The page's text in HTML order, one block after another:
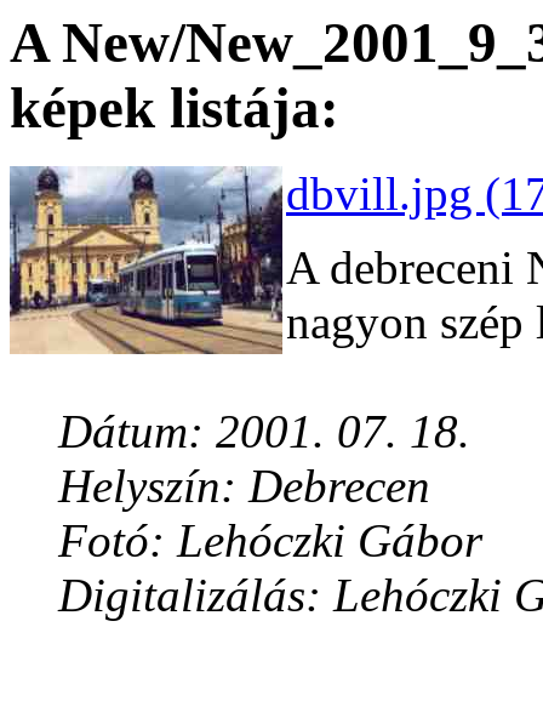
A New/
képek listája:
dbvill.jpg
A debreceni
nagyon szép
Dátum: 2001. 07. 18.
Helyszín: Debrecen
Fotó: Lehóczki Gábor
Digitalizálás: Lehóczki